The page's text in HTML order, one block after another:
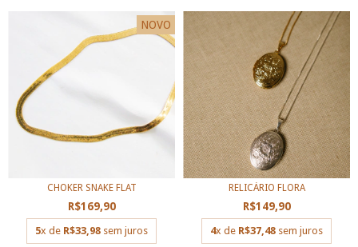
NOVO
CHOKER SNAKE FLAT
R$169,90
5x de R$33,98 sem juros
RELICÁRIO FLORA
R$149,90
4x de R$37,48 sem juros